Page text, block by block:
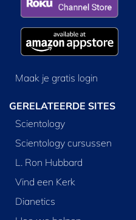
Maak je gratis login
GERELATEERDE SITES
Scientology
Scientology cursussen
L. Ron Hubbard
Vind een Kerk
Dianetics